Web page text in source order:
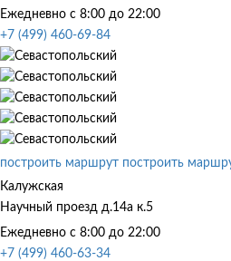
Ежедневно с 8:00 до 22:00
+7 (499) 460-69-84
построить маршрут построить
Калужская
Научный проезд д.14а к.5
Ежедневно с 8:00 до 22:00
+7 (499) 460-63-34